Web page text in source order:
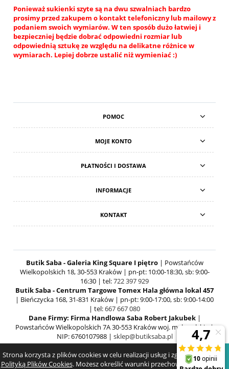
Strona korzysta z plików cookies w celu realizacji usług i zgodnie z
Polityką Plików Cookies. Możesz określić warunki przechowywania
Ponieważ sukienki szyte są na dwu szwalniach bardzo
prosimy przed zakupem o kontakt telefoniczny lub mailowy z
podaniem swoich wymiarów. W ten sposób dużo łatwiej i
bezpieczniej będzie dobrać odpowiedni rozmiar lub
odpowiednią sztukę ze względu na delikatne różnice w
wymiarach. Lepiej dobrze ustalić niż wymieniać :)
POMOC
MOJE KONTO
PŁATNOŚCI I DOSTAWA
INFORMACJE
KONTAKT
Butik Saba - Galeria King Square I piętro| Powstańców
Wielkopolskich 18, 30-553 Kraków | pn-pt: 10:00-18:30, sb: 9:00-
16:30 | tel:722 397 929
Butik Saba - Centrum Targowe Tomex Hala główna lokal 457
| Bieńczycka 168, 31-831 Kraków | pn-pt: 9:00-17:00, sb: 9:00-14:00
| tel:667 667 080
Dane Firmy: Firma Handlowa Saba Robert Jakubek|
Powstańców Wielkopolskich 7A 30-553 Kraków woj. małopolskie |
NIP: 6760107988 | sklep@butiksaba.pl
POKAŻ PEŁNĄ WERSJĘ STRONY